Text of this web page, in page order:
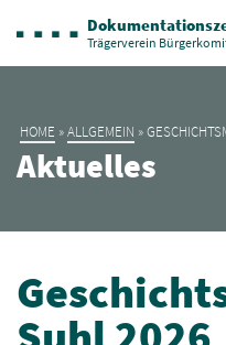
Trägerverein
HOME »ALLGEMEIN »
Aktuelles